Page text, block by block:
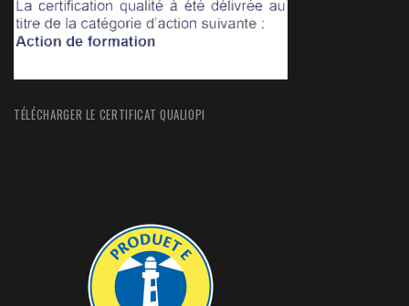
TÉLÉCHARGER LE CERTIFICAT QUALIOPI